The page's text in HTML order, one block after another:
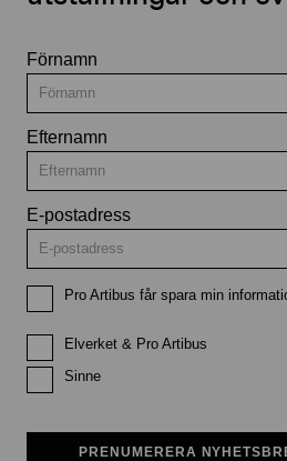
Förnamn
Efternamn
E-postadress
Pro Artibus får spara min
Elverket & Pro Artibus
Sinne
PRENUMERERA